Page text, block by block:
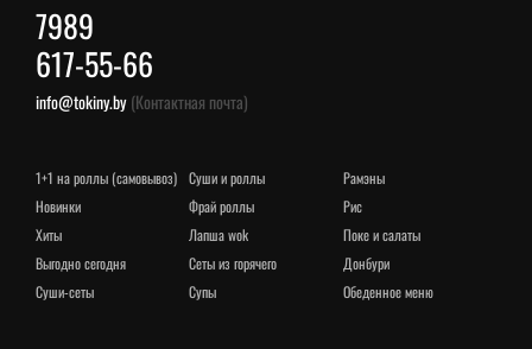
7989
617-55-66
info@tokiny.by (Контактная почта)
1+1 на роллы (самовывоз)
новинки
хиты
выгодно сегодня
суши-сеты
суши и роллы
фрай роллы
лапша wok
сеты из горячего
супы
рамэны
рис
поке и салаты
донбури
обеденное меню